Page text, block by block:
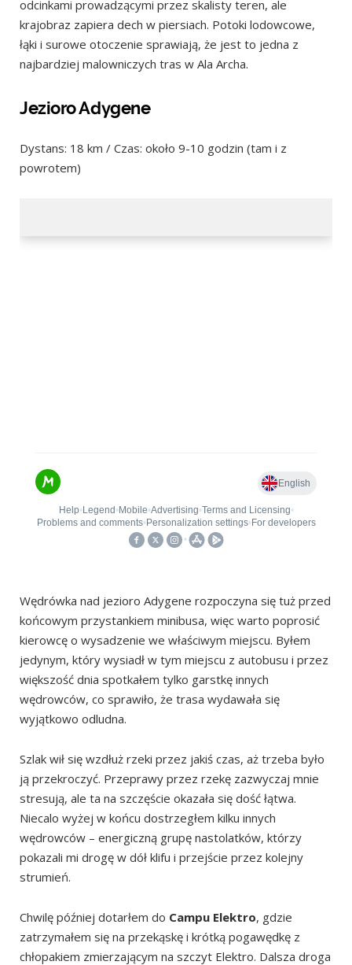
odcinkami prowadzącymi przez skalisty teren, ale
krajobraz zapiera dech w piersiach. Potoki lodowcowe,
łąki i surowe otoczenie sprawiają, że jest to jedna z
najbardziej malowniczych tras w Ala Archa.
Jezioro Adygene
Dystans: 18 km / Czas: około 9-10 godzin (tam i z
powrotem)
Wędrówka nad jezioro Adygene rozpoczyna się tuż przed
końcowym przystankiem minibusa, więc warto poprosić
kierowcę o wysadzenie we właściwym miejscu. Byłem
jedynym, który wysiadł w tym miejscu z autobusu i przez
większość dnia spotkałem tylko garstkę innych
wędrowców, co sprawiło, że trasa wydawała się
wyjątkowo odludna.
Szlak wił się wzdłuż rzeki przez jakiś czas, aż trzeba było
ją przekroczyć. Przeprawy przez rzekę zazwyczaj mnie
stresują, ale ta na szczęście okazała się dość łątwa.
Niecalo wyżej w końcu dostrzegłem kilku innych
wędrowców – energiczną grupę nastolatków, którzy
pokazali mi drogę w dół klifu i przejście przez kolejny
strumień.
Chwilę później dotarłem do Campu Elektro, gdzie
zatrzymałem się na przekąskę i krótką pogawędkę z
chłopakiem zmierzającym na szczyt Elektro. Dalsza droga